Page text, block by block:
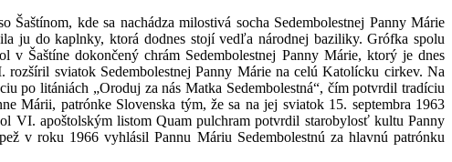
kde sa nachádza milostivá socha Sedembolestnej Panny Márie
ju do kaplnky, ktorá dodnes stojí vedľa národnej baziliky. Grófka spolu
Šaštíne dokončený chrám Sedembolestnej Panny Márie, ktorý je dnes
sviatok Sedembolestnej Panny Márie na celú Katolícku cirkev. Na
po litániách „Oroduj za nás Matka Sedembolestná“, čím potvrdil tradíciu
Márii, patrónke Slovenska tým, že sa na jej sviatok 15. septembra 1963
VI. apoštolským listom Quam pulchram potvrdil starobylosť kultu Panny
v roku 1966 vyhlásil Pannu Máriu Sedembolestnú za hlavnú patrónku